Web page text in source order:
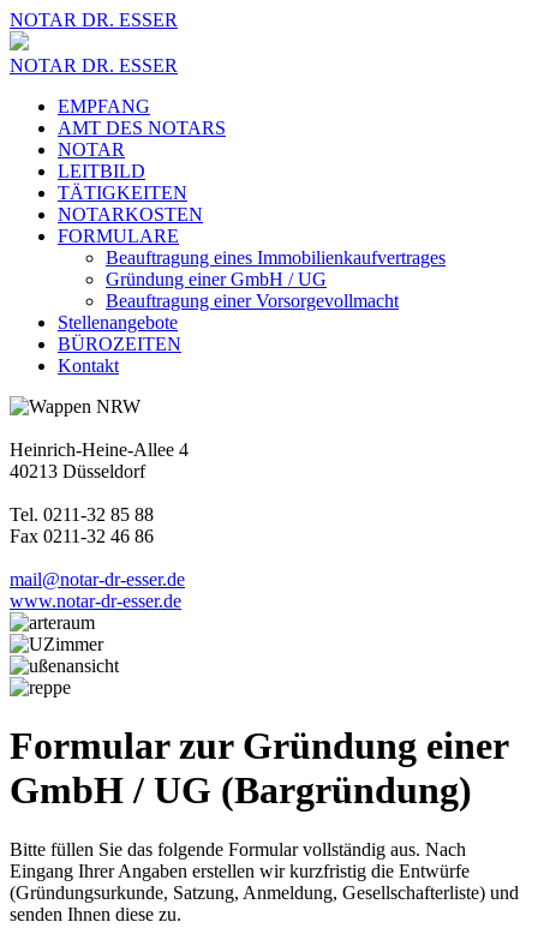
NOTAR DR. ESSER
NOTAR DR. ESSER
EMPFANG
AMT DES NOTARS
NOTAR
LEITBILD
TÄTIGKEITEN
NOTARKOSTEN
FORMULARE
Beauftragung eines Immobilienkaufvertrages
Gründung einer GmbH / UG
Beauftragung einer Vorsorgevollmacht
Stellenangebote
BÜROZEITEN
Kontakt
Heinrich-Heine-Allee 4
40213 Düsseldorf
Tel. 0211-32 85 88
Fax 0211-32 46 86
mail@notar-dr-esser.de
www.notar-dr-esser.de
Formular zur Gründung einer
GmbH / UG (Bargründung)
Bitte füllen Sie das folgende Formular vollständig aus. Nach
Eingang Ihrer Angaben erstellen wir kurzfristig die Entwürfe
(Gründungsurkunde, Satzung, Anmeldung, Gesellschafterliste) und
senden Ihnen diese zu.